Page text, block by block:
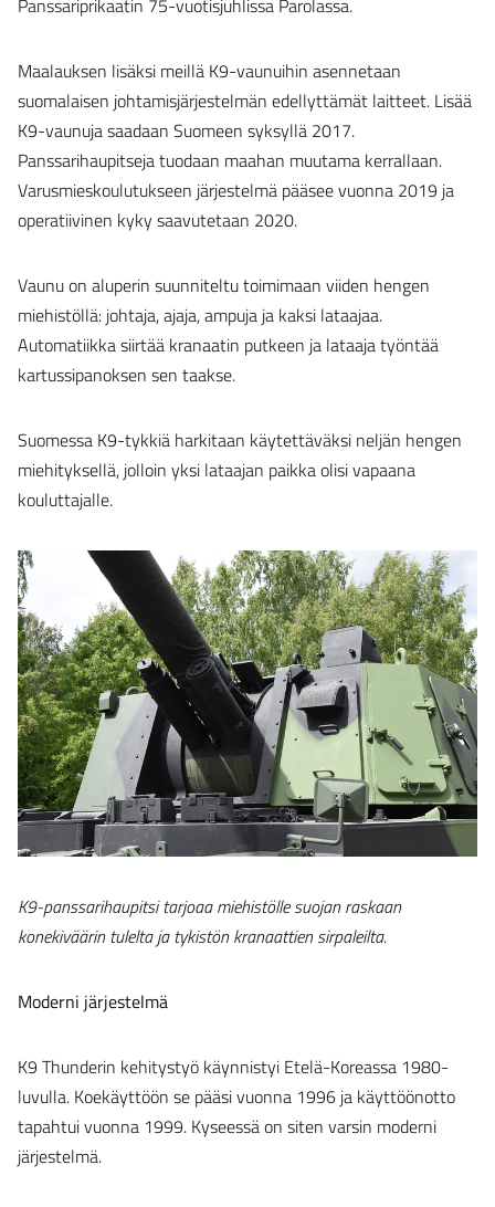
Maalauksen lisäksi meillä K9-vaunuihin asennetaan
suomalaisen johtamisjärjestelmän edellyttämät laitteet. Lisää
K9-vaunuja saadaan Suomeen syksyllä 2017.
Panssarihaupitseja tuodaan maahan muutama kerrallaan.
Varusmieskoulutukseen järjestelmä pääsee vuonna 2019 ja
operatiivinen kyky saavutetaan 2020.
Vaunu on aluperin suunniteltu toimimaan viiden hengen
miehistöllä: johtaja, ajaja, ampuja ja kaksi lataajaa.
Automatiikka siirtää kranaatin putkeen ja lataaja työntää
kartussipanoksen sen taakse.
Suomessa K9-tykkiä harkitaan käytettäväksi neljän hengen
miehityksellä, jolloin yksi lataajan paikka olisi vapaana
kouluttajalle.
K9-panssarihaupitsi tarjoaa miehistölle suojan raskaan
konekiväärin tulelta ja tykistön kranaattien sirpaleilta.
Moderni järjestelmä
K9 Thunderin kehitystyö käynnistyi Etelä-Koreassa 1980-
luvulla. Koekäyttöön se pääsi vuonna 1996 ja käyttöönotto
tapahtui vuonna 1999. Kyseessä on siten varsin moderni
järjestelmä.